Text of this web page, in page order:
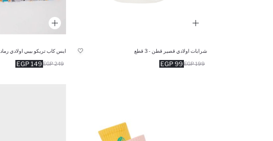
شرابات اولادي قصير قطن - 3 قطع
99 EGP 199 EGP
ايس كاب تريكو بيبي اولادي
149 EGP 249 EGP